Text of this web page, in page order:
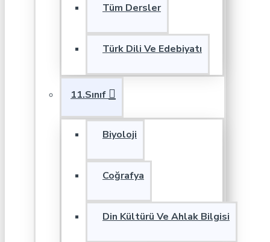
Tüm Dersler
Türk Dili Ve Edebiyatı
11.Sınıf
Biyoloji
Coğrafya
Din Kültürü Ve Ahlak Bilgisi